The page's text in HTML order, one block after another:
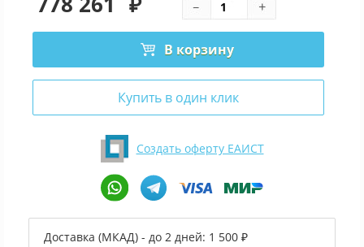
В корзину
Купить в один клик
Создать оферту ЕАИСТ
Доставка (МКАД) - до 2 дней: 1 500 ₽